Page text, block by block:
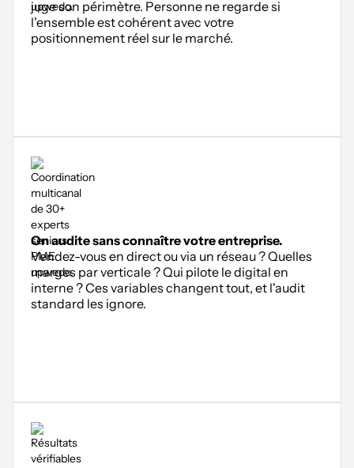
juge son périmètre. Personne ne regarde si
l'ensemble est cohérent avec votre
positionnement réel sur le marché.
On audite sans connaître votre entreprise.
Vendez-vous en direct ou via un réseau ? Quelles
marges par verticale ? Qui pilote le digital en
interne ? Ces variables changent tout, et l'audit
standard les ignore.